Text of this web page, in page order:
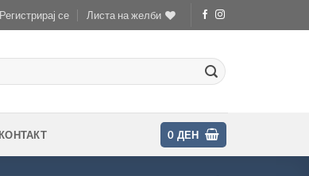
се Листа на желби
КОНТАКТ 0 ДЕН